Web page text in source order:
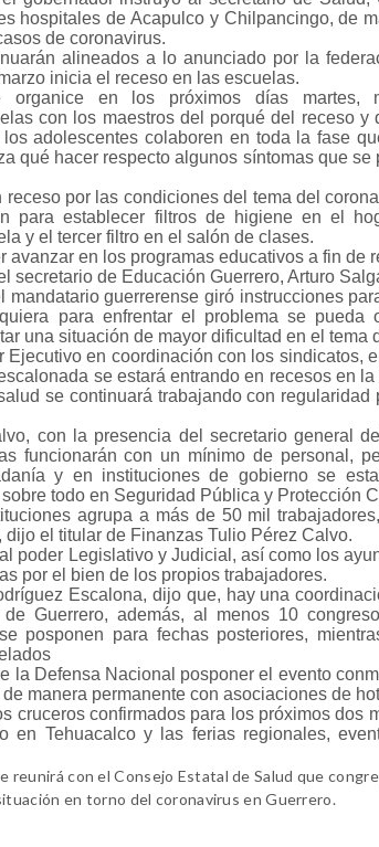
hospitales de Acapulco y Chilpancingo, de
de coronavirus.
alineados a lo anunciado por la
inicia el receso en las escuelas.
en los próximos días martes,
con los maestros del porqué del receso y
adolescentes colaboren en toda la fase
qué hacer respecto algunos síntomas que se
por las condiciones del tema del
para establecer filtros de higiene en el
y el tercer filtro en el salón de clases.
en los programas educativos a fin de
secretario de Educación Guerrero, Arturo
guerrerense giró instrucciones
para enfrentar el problema se pueda
una situación de mayor dificultad en el tema
en coordinación con los sindicatos,
se estará entrando en recesos en
se continuará trabajando con regularidad
con la presencia del secretario general
funcionarán con un mínimo de personal,
y en instituciones de gobierno se
todo en Seguridad Pública y Protección
agrupa a más de 50 mil
el titular de Finanzas Tulio Pérez Calvo.
poder Legislativo y Judicial, así como los
por el bien de los propios trabajadores.
Escalona, dijo que, hay una
Guerrero, además, al menos 10
posponen para fechas posteriores,
la Defensa Nacional posponer el evento
manera permanente con asociaciones de
cruceros confirmados para los próximos dos
Tehuacalco y las ferias regionales,
con el Consejo Estatal de Salud que
en torno del coronavirus en Guerrero.